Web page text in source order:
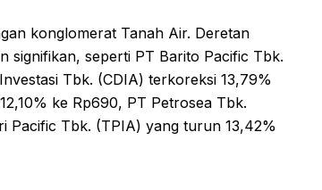
konglomerat Tanah Air. Deretan
signifikan, seperti PT Barito Pacific Tbk.
Tbk. (CDIA) terkoreksi 13,79%
ke Rp690, PT Petrosea Tbk.
Pacific Tbk. (TPIA) yang turun 13,42%